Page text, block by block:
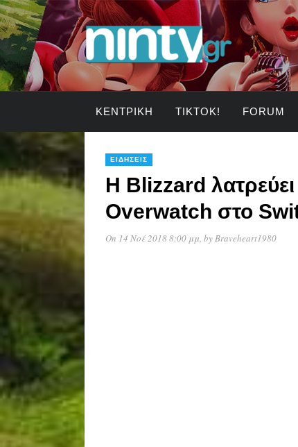
ΚΕΝΤΡΙΚΉ TIKTOK! FORUM
ΕΙΔΉΣΕΙΣ
Η Blizzard λατρεύει
Overwatch στο
On 14 Νοέ 2018 8:00 μμ, byBraveheart1980